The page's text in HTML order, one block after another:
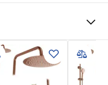
120
Schwarz